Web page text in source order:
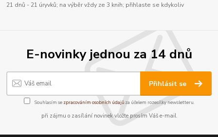
21 dnů - 21 úryvků; na výběr vždy ze 3 knih; přihlaste se kdykoliv
E-novinky jednou za 14 dnů
Přihlásit se
Souhlasím se zpracováním osobních údajůza účelem rozesílky newsletteru.
při zájmu o zasílání novinek vložte prosím Váš e-mail